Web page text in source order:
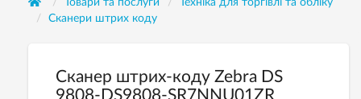
Товари та послуги
Техніка для торгівлі та обліку
Сканери штрих коду
Сканер штрих-коду Zebra DS
9808-DS9808-SR7NNU01ZR